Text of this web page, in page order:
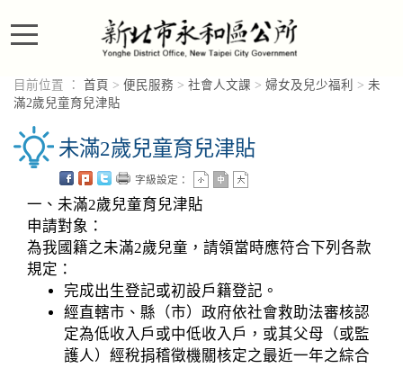
目前位置 ： 首頁 > 便民服務 > 社會人文課 > 婦女及兒少福利 > 未
滿2歲兒童育兒津貼
未滿2歲兒童育兒津貼
字級設定：
一、未滿2歲兒童育兒津貼
申請對象：
為我國籍之未滿2歲兒童，請領當時應符合下列各款
規定：
完成出生登記或初設戶籍登記。
經直轄市、縣（市）政府依社會救助法審核認
定為低收入戶或中低收入戶，或其父母（或監
護人）經稅捐稽徵機關核定之最近一年之綜合